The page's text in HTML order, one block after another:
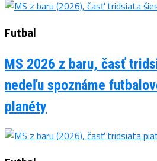
Futbal
MS 2026 z baru, časť
nedeľu spoznáme
planéty